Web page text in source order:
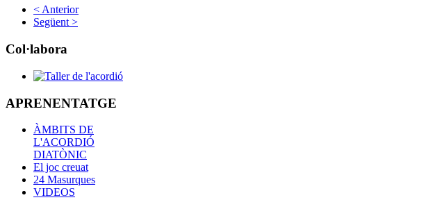
< Anterior
Següent >
Col·labora
APRENENTATGE
ÀMBITS DE
L'ACORDIÓ
DIATÒNIC
El joc creuat
24 Masurques
VIDEOS